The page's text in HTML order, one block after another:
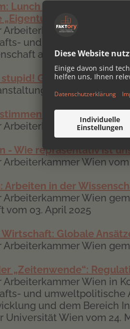
Lunch Lecture zum
„Eigentumsfragen
Wien in
und umweltpolitische
an der Universität
stupid! Gute Bildung für
mit Attac
im 21.Jahrhundert
Wien vom
- Wie repräsentativ ist
Wien vom
Arbeiten in der
Arbeiterkammer Wien
vom 03. April 2025
Globale
Arbeiterkammer Wien
„Zeitenwende“:
Arbeiterkammer Wien in
und umweltpolitische
und dem Bereich
Wien vom 24.